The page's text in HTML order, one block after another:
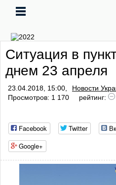
открылся
Ситуация в
днем 23 апреля
23.04.2018, 15:00, Новости
Просмотров: 1 170
рейтинг:
Facebook Twitter
Google+